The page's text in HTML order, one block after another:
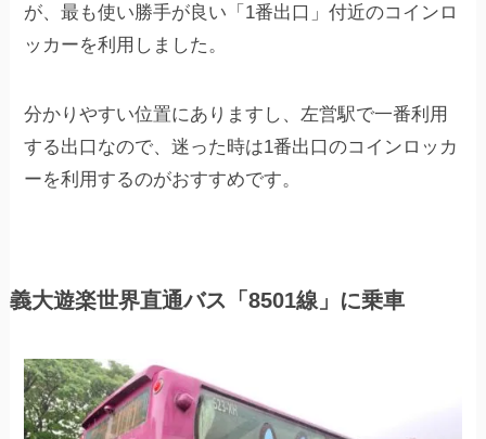
が、最も使い勝手が良い「1番出口」付近のコインロ
ッカーを利用しました。
分かりやすい位置にありますし、左営駅で一番利用
する出口なので、迷った時は1番出口のコインロッカ
ーを利用するのがおすすめです。
義大遊楽世界直通バス「8501線」に乗車